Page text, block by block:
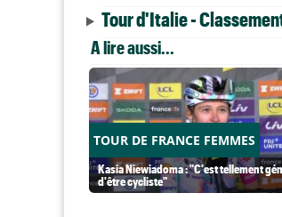
Tour d'Italie -
A lire aussi...
TOUR DE FRANCE FEMMES
Kasia Niewiadoma : "C'est tellement
d'être cycliste"